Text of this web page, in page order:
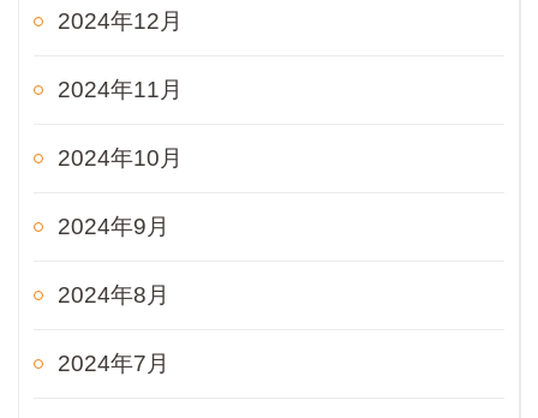
2024年12月
2024年11月
2024年10月
2024年9月
2024年8月
2024年7月